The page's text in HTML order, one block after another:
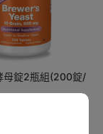
母錠2瓶組(200錠/